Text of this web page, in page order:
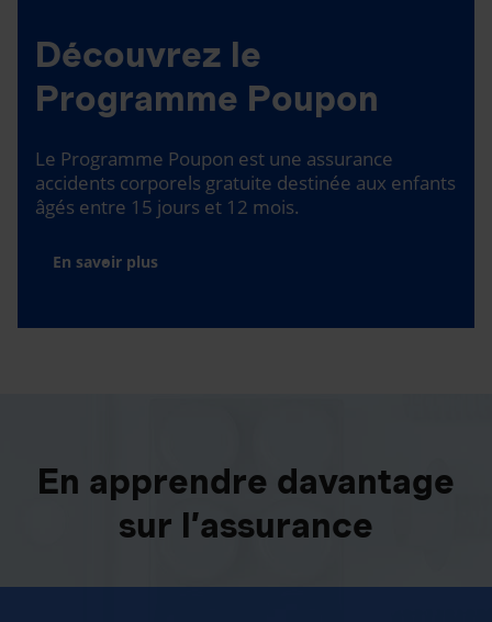
Découvrez le
Programme Poupon
Le Programme Poupon est une assurance
accidents corporels gratuite destinée aux enfants
âgés entre 15 jours et 12 mois.
En savoir plus
En apprendre davantage
sur l’assurance